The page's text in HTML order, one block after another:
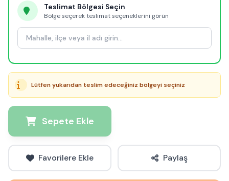
Teslimat Bölgesi Seçin
Bölge seçerek teslimat seçeneklerini görün
Lütfen yukarıdan teslim edeceğiniz bölgeyi seçiniz
Sepete Ekle
Favorilere Ekle Paylaş